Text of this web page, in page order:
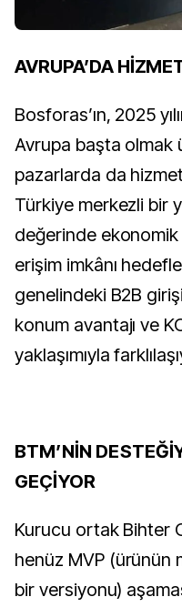
AVRUPA’DA
Bosforas’ın, 2025
Avrupa başta olmak
pazarlarda da
Türkiye merkezli bir
değerinde
erişim imkânı
genelindeki B2B
konum avantajı ve
yaklaşımıyla
BTM’NİN
GEÇİYOR
Kurucu ortak Bihter
henüz MVP (ürünün
bir versiyonu)